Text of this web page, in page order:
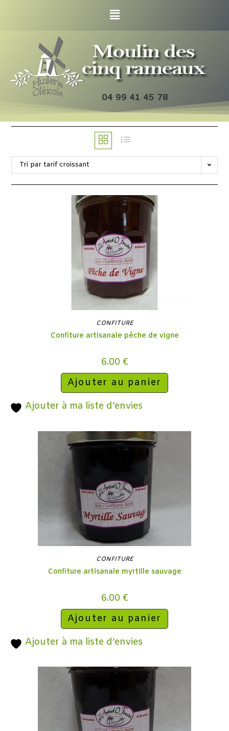
04 99 41 45 78
Tri par tarif croissant
CONFITURE
Confiture artisanale pêche de vigne
6.00 €
Ajouter au panier
Ajouter à ma liste d’envies
CONFITURE
Confiture artisanale myrtille sauvage
6.00 €
Ajouter au panier
Ajouter à ma liste d’envies